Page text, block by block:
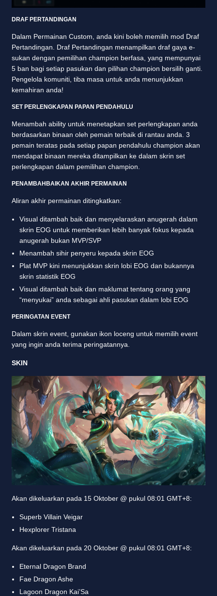
DRAF PERTANDINGAN
Dalam Permainan Custom, anda kini boleh memilih mod Draf
Pertandingan. Draf Pertandingan menampilkan draf gaya e-
sukan dengan pemilihan champion berfasa, yang mempunyai
5 ban bagi setiap pasukan dan pilihan champion bersilih ganti.
Pengelola komuniti, tiba masa untuk anda menunjukkan
kemahiran anda!
SET PERLENGKAPAN PAPAN PENDAHULU
Menambah ability untuk menetapkan set perlengkapan anda
berdasarkan binaan oleh pemain terbaik di rantau anda. 3
pemain teratas pada setiap papan pendahulu champion akan
mendapat binaan mereka ditampilkan ke dalam skrin set
perlengkapan dalam pemilihan champion.
PENAMBAHBAIKAN AKHIR PERMAINAN
Aliran akhir permainan ditingkatkan:
Visual ditambah baik dan menyelaraskan anugerah dalam
skrin EOG untuk memberikan lebih banyak fokus kepada
anugerah bukan MVP/SVP
Menambah sihir penyeru kepada skrin EOG
Plat MVP kini menunjukkan skrin lobi EOG dan bukannya
skrin statistik EOG
Visual ditambah baik dan maklumat tentang orang yang
“menyukai” anda sebagai ahli pasukan dalam lobi EOG
PERINGATAN EVENT
Dalam skrin event, gunakan ikon loceng untuk memilih event
yang ingin anda terima peringatannya.
SKIN
Akan dikeluarkan pada 15 Oktober @ pukul 08:01 GMT+8:
Superb Villain Veigar
Hexplorer Tristana
Akan dikeluarkan pada 20 Oktober @ pukul 08:01 GMT+8:
Eternal Dragon Brand
Fae Dragon Ashe
Lagoon Dragon Kai’Sa